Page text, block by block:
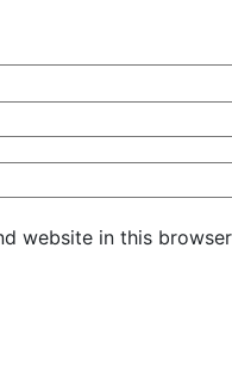
website in this